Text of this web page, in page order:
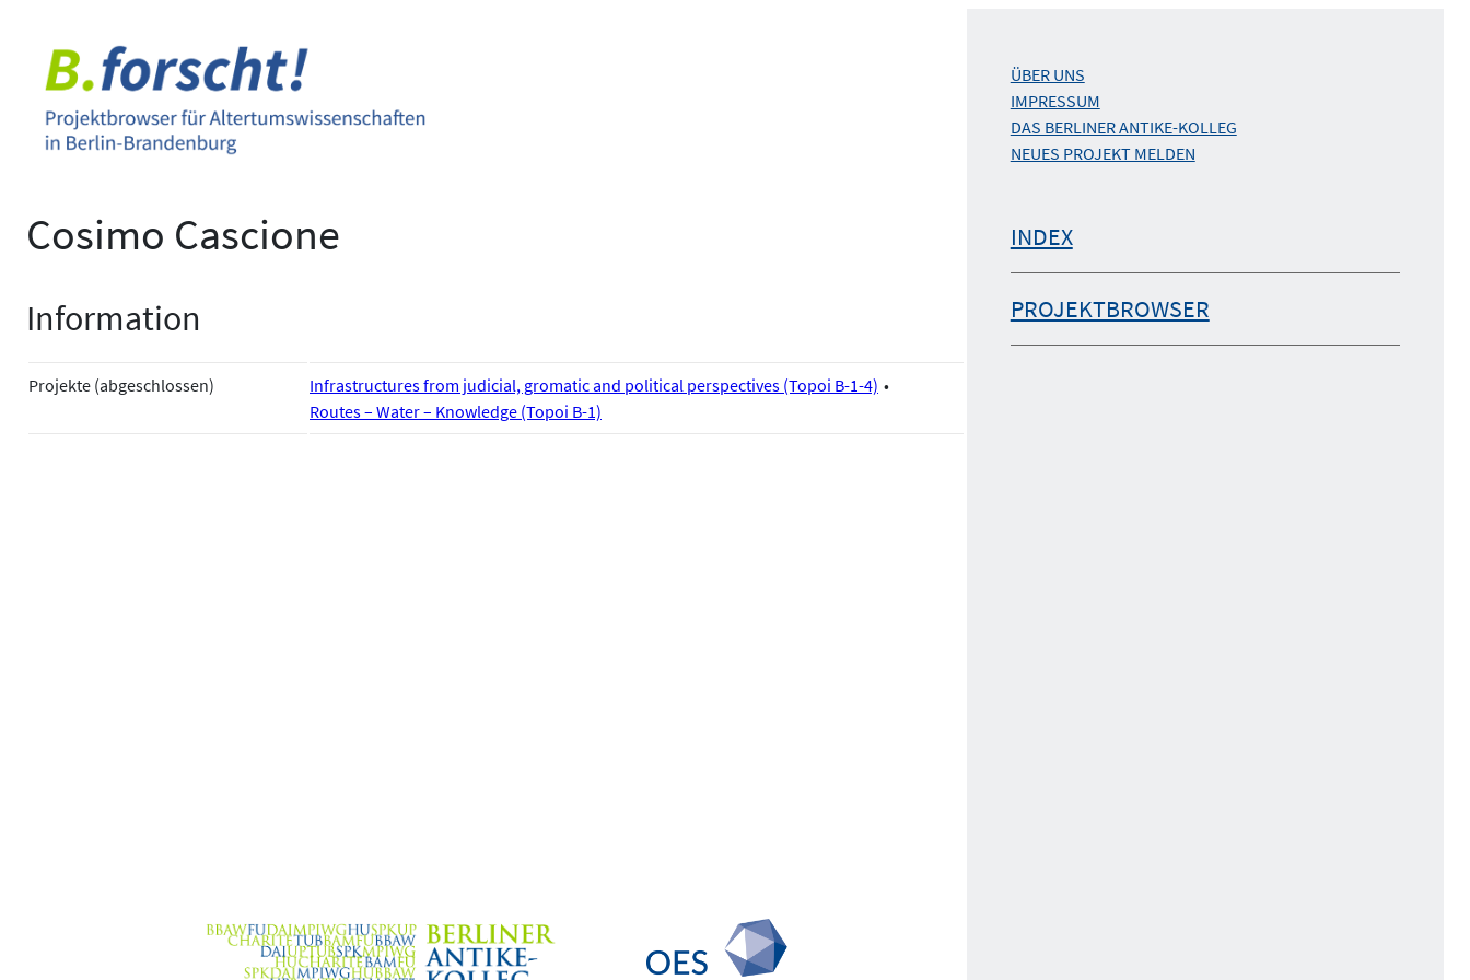
springen
Cosimo Cascione
Information
Projekte (abgeschlossen)
Infrastructures from judicial, gromatic and political perspectives (Topoi B-1-4)
Routes – Water – Knowledge (Topoi B-1)
ÜBER UNS
IMPRESSUM
DAS BERLINER ANTIKE-KOLLEG
NEUES PROJEKT MELDEN
INDEX
PROJEKTBROWSER